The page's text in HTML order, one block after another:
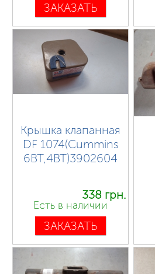
ЗАКАЗАТЬ
Крышка клапанная
DF 1074(Cummins
6BT,4BT)3902604
338 грн.
Есть в наличии
ЗАКАЗАТЬ